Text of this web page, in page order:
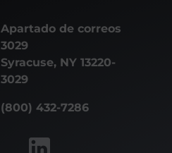
Apartado de correos
3029
Syracuse, NY 13220-
3029
(800) 432-7286